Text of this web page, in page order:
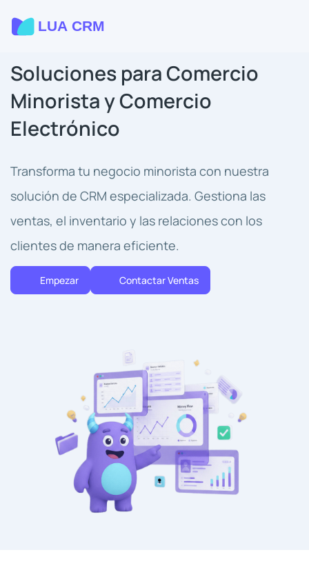
Soluciones para Comercio
Minorista y Comercio
Electrónico
Transforma tu negocio minorista con nuestra
solución de CRM especializada. Gestiona las
ventas, el inventario y las relaciones con los
clientes de manera eficiente.
Empezar Contactar Ventas